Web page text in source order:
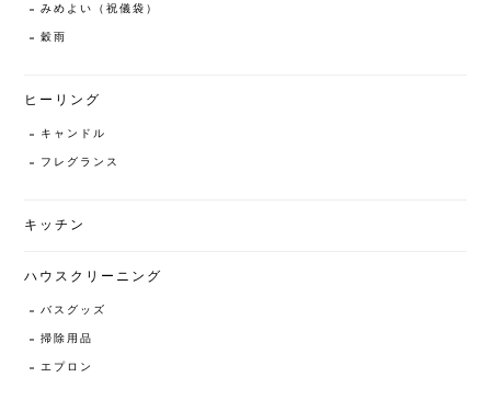
みめよい（祝儀袋）
穀雨
ヒーリング
キャンドル
フレグランス
キッチン
ハウスクリーニング
バスグッズ
掃除用品
エプロン